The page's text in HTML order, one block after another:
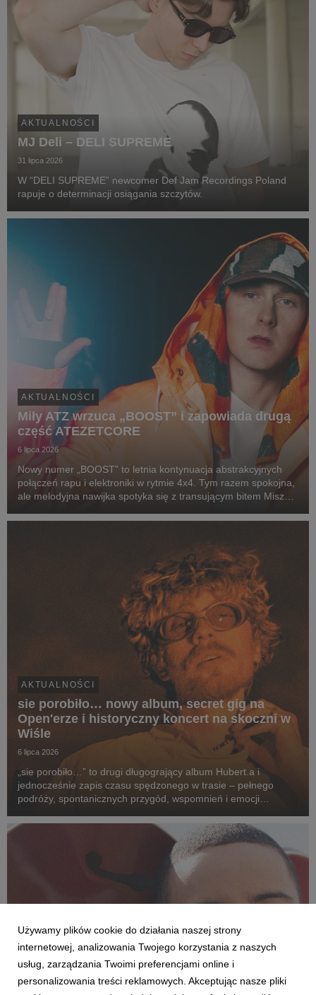
AKTUALNOŚCI
MJ Deli – DELI SUPREME
31 lipca 2026
W “DELI SUPREME” newcomer Def Jam Recordings Poland
rapuje o determinacji osiągania szczytów.
AKTUALNOŚCI
Miły ATZ wrzuca „BOOST” i zapowiada drugą
część ATEZETCORE
6 lipca 2026
Nowy numer „BOOST” to letnia kontynuacja abstrakcyjnych
połączeń rapu i elektroniki w rytmie 4x4. Tym razem spokojna,
ale melodyjna nawijka spotyka się z transującym bitem Miszy
wyraźnego dropu, prowadzi nas w progre...
AKTUALNOŚCI
sie porobiło… nowy album, secret gig na
Open'erze i historyczny koncert na skoczni w
Wiśle
6 lipca 2026
„sie porobiło…” to drugi długogrający album Hubert.a i
jednocześnie zapis czasu spędzonego w trasie – pełnego
podróży, spontanicznych przygód, wspomnień i emocji
z kolorowych bloków na największe festiwale w kra...
Używamy plików cookie do działania naszej strony
internetowej, analizowania Twojego korzystania z naszych
usług, zarządzania Twoimi preferencjami online i
personalizowania treści reklamowych. Akceptując nasze pliki